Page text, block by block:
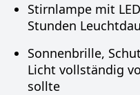
Stirnlampe mit
Stunden
Sonnenbrille,
Licht vollständig
sollte